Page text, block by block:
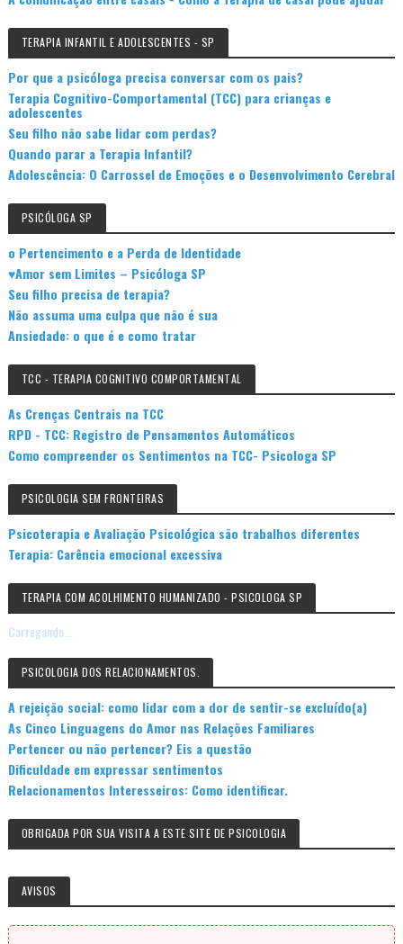
TERAPIA INFANTIL E ADOLESCENTES - SP
Por que a psicóloga precisa conversar com os pais?
Terapia Cognitivo-Comportamental (TCC) para crianças e
adolescentes
Seu filho não sabe lidar com perdas?
Quando parar a Terapia Infantil?
Adolescência: O Carrossel de Emoções e o Desenvolvimento Cerebral
PSICÓLOGA SP
o Pertencimento e a Perda de Identidade
♥Amor sem Limites – Psicóloga SP
Seu filho precisa de terapia?
Não assuma uma culpa que não é sua
Ansiedade: o que é e como tratar
TCC - TERAPIA COGNITIVO COMPORTAMENTAL
As Crenças Centrais na TCC
RPD - TCC: Registro de Pensamentos Automáticos
Como compreender os Sentimentos na TCC- Psicologa SP
PSICOLOGIA SEM FRONTEIRAS
Psicoterapia e Avaliação Psicológica são trabalhos diferentes
Terapia: Carência emocional excessiva
TERAPIA COM ACOLHIMENTO HUMANIZADO - PSICOLOGA SP
Carregando...
PSICOLOGIA DOS RELACIONAMENTOS.
A rejeição social: como lidar com a dor de sentir-se excluído(a)
As Cinco Linguagens do Amor nas Relações Familiares
Pertencer ou não pertencer? Eis a questão
Dificuldade em expressar sentimentos
Relacionamentos Interesseiros: Como identificar.
OBRIGADA POR SUA VISITA A ESTE SITE DE PSICOLOGIA
AVISOS